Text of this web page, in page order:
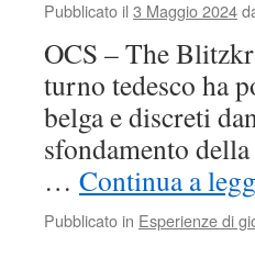
Pubblicato il 3 Maggio 2024
OCS – The
turno tedesco ha
belga e discreti
sfondamento
… Continua a
Pubblicato in Esperienze di